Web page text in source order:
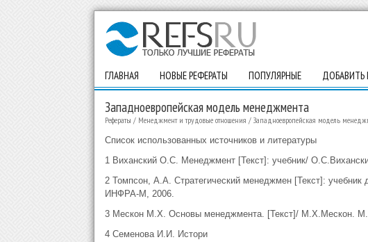
ГЛАВНАЯ НОВЫЕ РЕФЕРАТЫ ПОПУЛЯРНЫЕ ДОБАВИТЬ
Западноевропейская модель менеджмента
Рефераты / Менеджмент и трудовые отношения / Западноевропейская модель
Список использованных источников и литературы
1 Виханский О.С. Менеджмент [Текст]: учебник/
2 Томпсон, А.А. Стратегический менеджмен [Текст]:
ИНФРА-М, 2006.
3 Мескон М.Х. Основы менеджмента. [Текст]/ М.Х.Мескон.
4 Семенова И.И. Истори